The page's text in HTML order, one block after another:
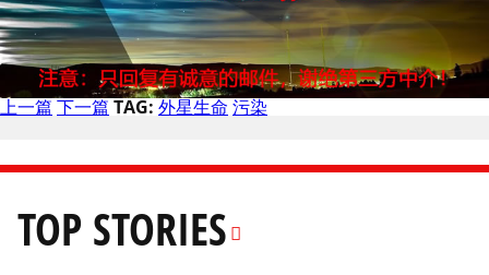
上一篇 下一篇 TAG: 外星生命 污染
TOP STORIES